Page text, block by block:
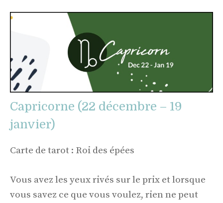
Capricorne (22 décembre – 19
janvier)
Carte de tarot : Roi des épées
Vous avez les yeux rivés sur le prix et lorsque
vous savez ce que vous voulez, rien ne peut